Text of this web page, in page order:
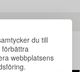
du till
förbättra
webbplatsens